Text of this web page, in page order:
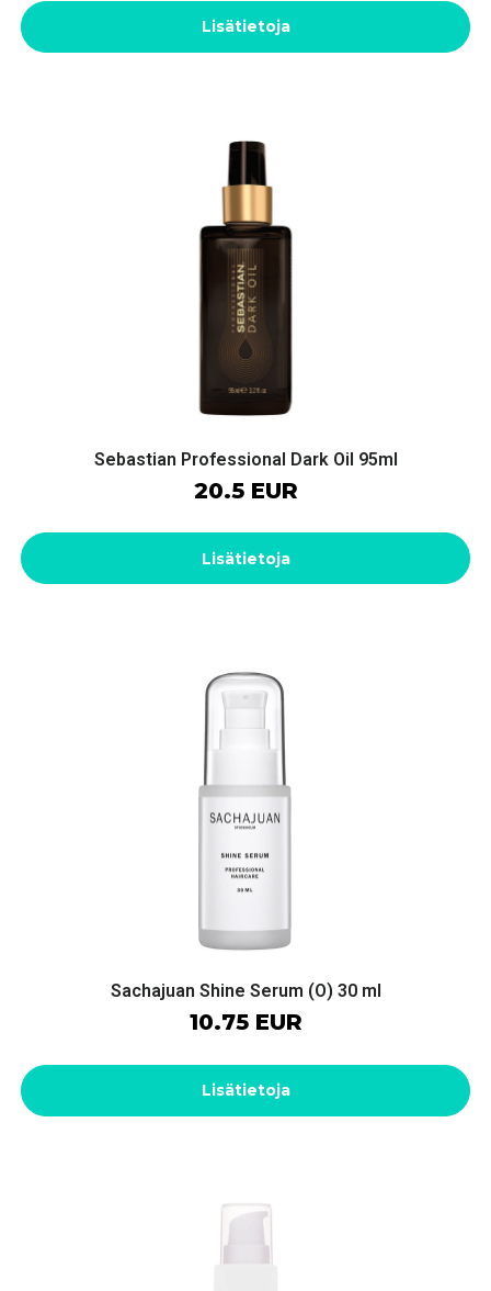
Lisätietoja
Sebastian Professional Dark Oil 95ml
20.5 EUR
Lisätietoja
Sachajuan Shine Serum (O) 30 ml
10.75 EUR
Lisätietoja